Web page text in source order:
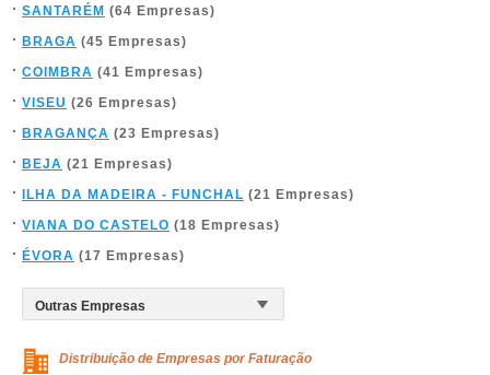
SANTARÉM (64 Empresas)
BRAGA (45 Empresas)
COIMBRA (41 Empresas)
VISEU (26 Empresas)
BRAGANÇA (23 Empresas)
BEJA (21 Empresas)
ILHA DA MADEIRA - FUNCHAL (21 Empresas)
VIANA DO CASTELO (18 Empresas)
ÉVORA (17 Empresas)
Distribuição de Empresas por Faturação